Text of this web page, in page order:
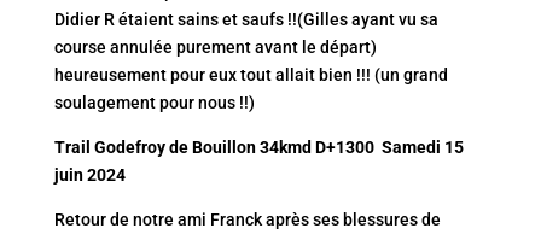
Didier R étaient sains et saufs !!(Gilles ayant vu sa
course annulée purement avant le départ)
heureusement pour eux tout allait bien !!! (un grand
soulagement pour nous !!)
Trail Godefroy de Bouillon 34kmd D+1300 Samedi 15
juin 2024
Retour de notre ami Franck après ses blessures de